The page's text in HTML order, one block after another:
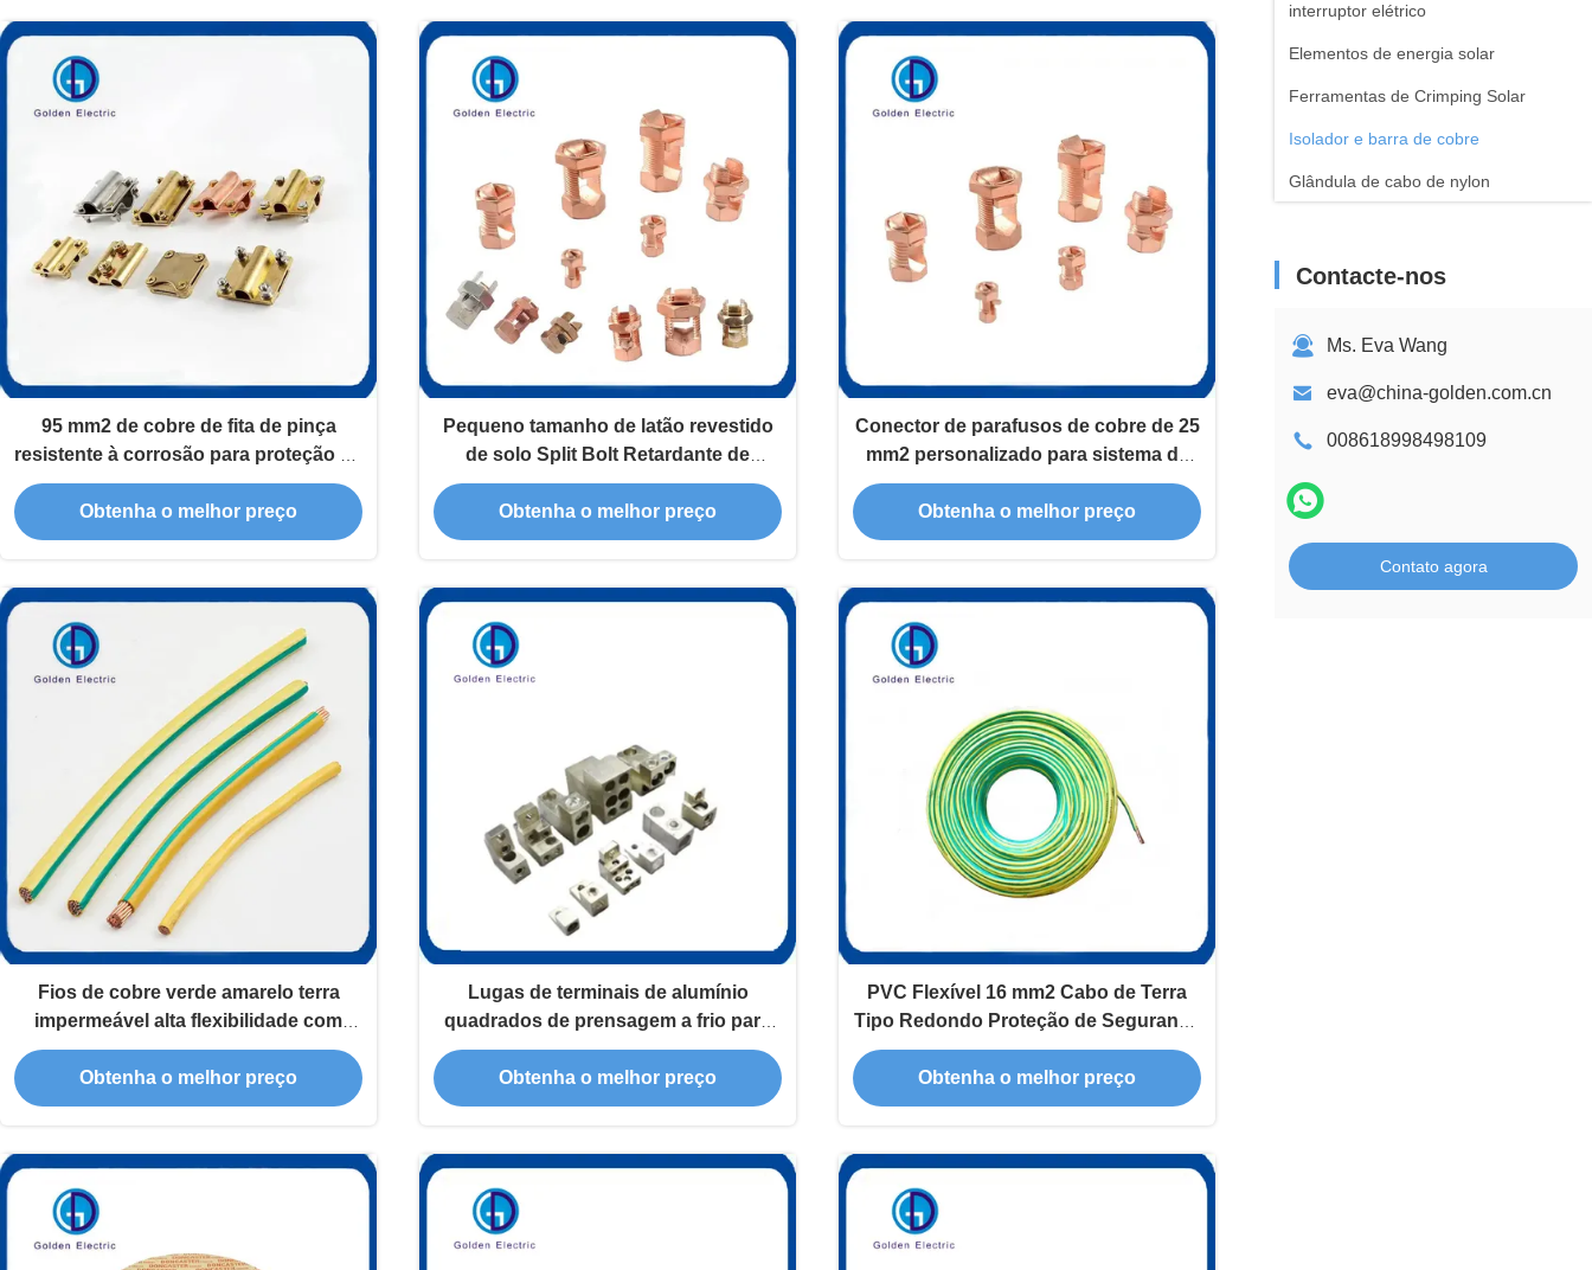
interruptor elétrico
Elementos de energia solar
Ferramentas de Crimping Solar
Isolador e barra de cobre
Glândula de cabo de nylon
Ventilador de escape de ventilação
Contacte-nos
Ms. Eva Wang
eva@china-golden.com.cn
008618998498109
Contato agora
95 mm2 de cobre de fita de pinça
resistente à corrosão para proteção de
segurança
Obtenha o melhor preço
Pequeno tamanho de latão revestido
de solo Split Bolt Retardante de
Chama Instalação fácil
Obtenha o melhor preço
Conector de parafusos de cobre de 25
mm2 personalizado para sistema de
ligação de terra
Obtenha o melhor preço
Fios de cobre verde amarelo terra
impermeável alta flexibilidade com
PVC isolado
Obtenha o melhor preço
Lugas de terminais de alumínio
quadrados de prensagem a frio para
acessórios de gabinete de
transmissão
Obtenha o melhor preço
PVC Flexível 16 mm2 Cabo de Terra
Tipo Redondo Proteção de Segurança
para Subterrâneo
Obtenha o melhor preço